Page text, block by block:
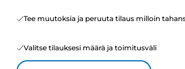
Tee muutoksia ja peruuta tilaus milloin
Valitse tilauksesi määrä ja toimitusväli